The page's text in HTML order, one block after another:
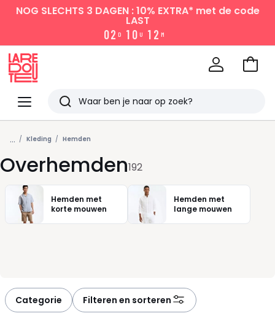
NOG SLECHTS 3 DAGEN : 10% EXTRA* met de code
LAST
02 D 1 0 U 1 2 M
Menu
Redoute
Zoeken
Laatst
bekeken
Naar
... Kleding Hemden
Overhemden192
Hemden met
korte mouwen
Hemden met
lange mouwen
Categorie Filteren en sorteren